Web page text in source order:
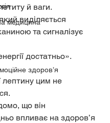
медицина
здоров’я
й ваги.
виділяється
та сигналізує
достатньо».
лептину цим не
що він
впливає на здоров’я